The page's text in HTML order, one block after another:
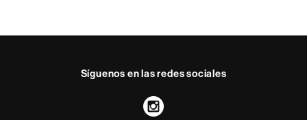
Síguenos en las redes sociales
Instagram